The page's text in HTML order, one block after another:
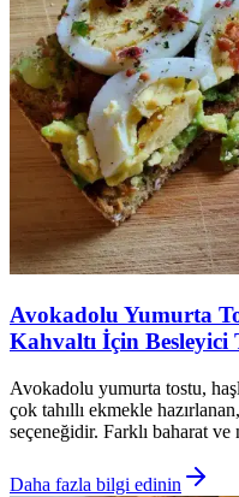
Avokadolu Yumurta
Kahvaltı İçin Besleyici
Avokadolu yumurta tostu,
çok tahıllı ekmekle
seçeneğidir. Farklı baharat
Daha fazla bilgi edinin